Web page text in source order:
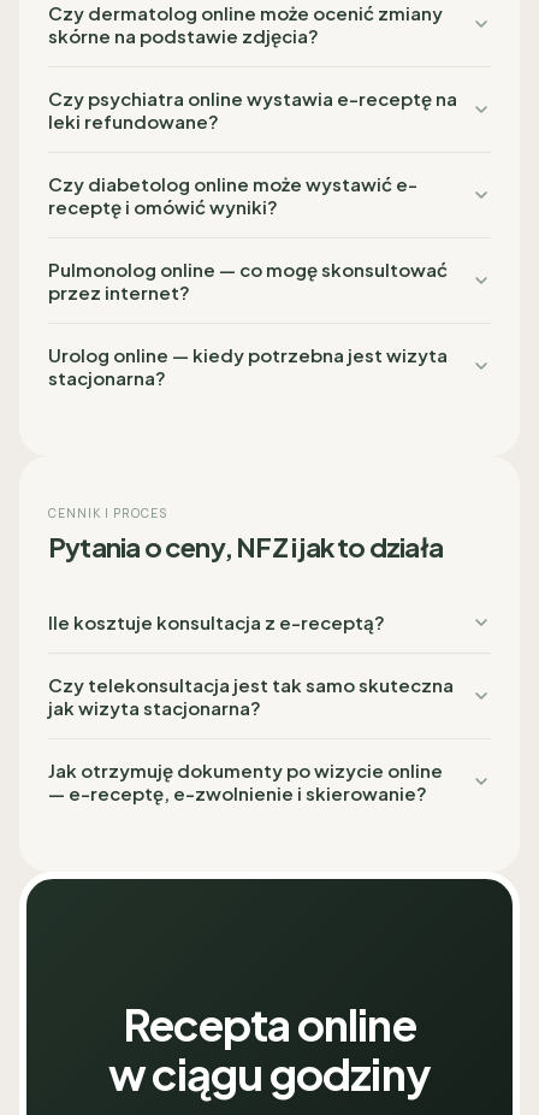
Czy dermatolog online może ocenić zmiany
skórne na podstawie zdjęcia?
Czy psychiatra online wystawia e-receptę na
leki refundowane?
Czy diabetolog online może wystawić e-
receptę i omówić wyniki?
Pulmonolog online — co mogę skonsultować
przez internet?
Urolog online — kiedy potrzebna jest wizyta
stacjonarna?
CENNIK I PROCES
Pytania o ceny, NFZ i jak to działa
Ile kosztuje konsultacja z e-receptą?
Czy telekonsultacja jest tak samo skuteczna
jak wizyta stacjonarna?
Jak otrzymuję dokumenty po wizycie online
— e-receptę, e-zwolnienie i skierowanie?
Recepta online
w ciągu godziny